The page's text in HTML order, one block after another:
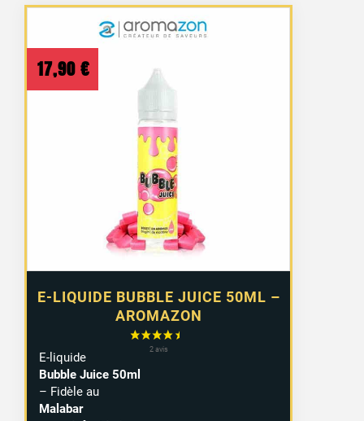
E-LIQUIDE BUBBLE JUICE 50ML –
AROMAZON
17,90 €
E-liquide
Bubble Juice 50ml
– Fidèle au
Malabar